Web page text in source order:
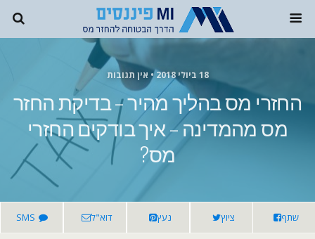
18 ביולי 2018 • אין תגובות
החזרי מס בהליך מהיר – בדיקת החזר
מס מהמדינה – איך בודקים החזרי
מס?
שתף ציוץ נעץ דוא"ל SMS